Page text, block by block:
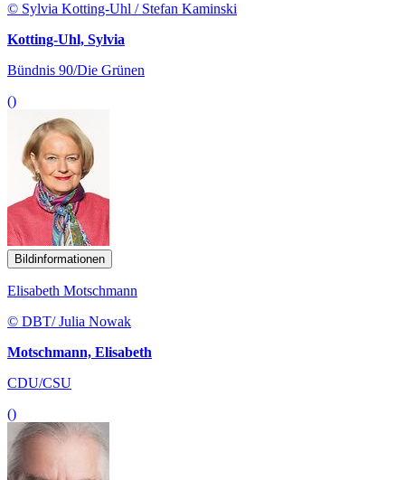
© Sylvia Kotting-Uhl / Stefan Kaminski
Kotting-Uhl, Sylvia
Bündnis 90/Die Grünen
()
Bildinformationen
Elisabeth Motschmann
© DBT/ Julia Nowak
Motschmann, Elisabeth
CDU/CSU
()